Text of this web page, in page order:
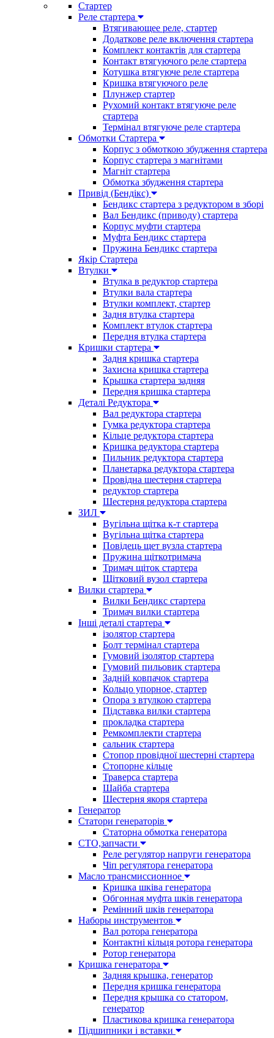
Стартер
Реле стартера
Втягивающее реле, стартер
Додаткове реле включення стартера
Комплект контактів для стартера
Контакт втягуючого реле стартера
Котушка втягуюче реле стартера
Кришка втягуючого реле
Плунжер стартер
Рухомий контакт втягуюче реле
стартера
Термінал втягуюче реле стартера
Обмотки Стартера
Корпус з обмоткою збудження стартера
Корпус стартера з магнітами
Магніт стартера
Обмотка збудження стартера
Привід (Бендікс)
Бендикс стартера з редуктором в зборі
Вал Бендикс (приводу) стартера
Корпус муфти стартера
Муфта Бендикс стартера
Пружина Бендикс стартера
Якір Стартера
Втулки
Втулка в редуктор стартера
Втулки вала стартера
Втулки комплект, стартер
Задня втулка стартера
Комплект втулок стартера
Передня втулка стартера
Кришки стартера
Задня кришка стартера
Захисна кришка стартера
Крышка стартера задняя
Передня кришка стартера
Деталі Редуктора
Вал редуктора стартера
Гумка редуктора стартера
Кільце редуктора стартера
Кришка редуктора стартера
Пильник редуктора стартера
Планетарка редуктора стартера
Провідна шестерня стартера
редуктор стартера
Шестерня редуктора стартера
ЗИЛ
Вугільна щітка к-т стартера
Вугільна щітка стартера
Повідець щет вузла стартера
Пружина щіткотримача
Тримач щіток стартера
Щітковий вузол стартера
Вилки стартера
Вилки Бендикс стартера
Тримач вилки стартера
Інші деталі стартера
ізолятор стартера
Болт термінал стартера
Гумовий ізолятор стартера
Гумовий пильовик стартера
Задній ковпачок стартера
Кольцо упорное, стартер
Опора з втулкою стартера
Підставка вилки стартера
прокладка стартера
Ремкомплекти стартера
сальник стартера
Стопор провідної шестерні стартера
Стопорне кільце
Траверса стартера
Шайба стартера
Шестерня якоря стартера
Генератор
Cтатори генераторів
Статорна обмотка генератора
СТО,запчасти
Реле регулятор напруги генератора
Чіп регулятора генератора
Масло трансмиссионное
Кришка шківа генератора
Обгонная муфта шків генератора
Ремінний шків генератора
Наборы инструментов
Вал ротора генератора
Контактні кільця ротора генератора
Ротор генератора
Кришка генератора
Задняя крышка, генератор
Передня кришка генератора
Передня крышка со статором,
генератор
Пластикова кришка генератора
Підшипники і вставки